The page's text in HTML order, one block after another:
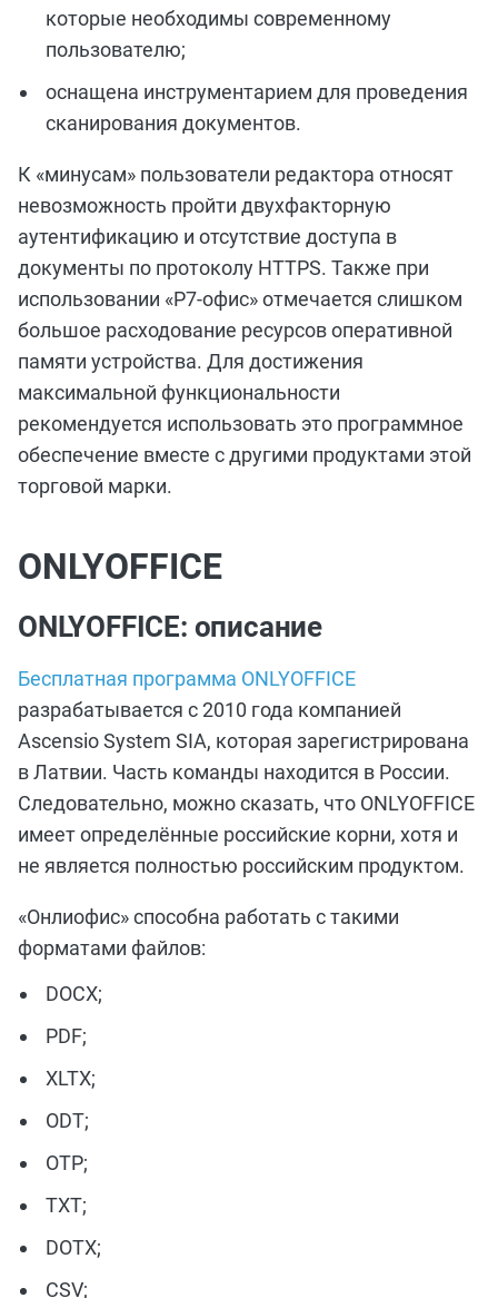
которые необходимы современному
пользователю;
оснащена инструментарием для проведения
сканирования документов.
К «минусам» пользователи редактора относят
невозможность пройти двухфакторную
аутентификацию и отсутствие доступа в
документы по протоколу HTTPS. Также при
использовании «Р7-офис» отмечается слишком
большое расходование ресурсов оперативной
памяти устройства. Для достижения
максимальной функциональности
рекомендуется использовать это программное
обеспечение вместе с другими продуктами этой
торговой марки.
ONLYOFFICE
ONLYOFFICE: описание
Бесплатная программа ONLYOFFICE
разрабатывается с 2010 года компанией
Ascensio System SIA, которая зарегистрирована
в Латвии. Часть команды находится в России.
Следовательно, можно сказать, что ONLYOFFICE
имеет определённые российские корни, хотя и
не является полностью российским продуктом.
«Онлиофис» способна работать с такими
форматами файлов:
DOCX;
PDF;
XLTX;
ODT;
OTP;
TXT;
DOTX;
CSV;